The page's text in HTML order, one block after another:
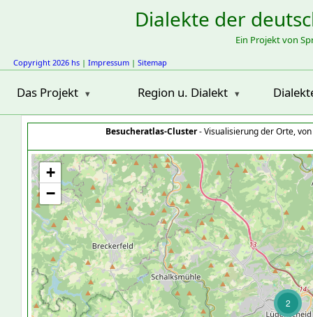
Dialekte der
Ein Projekt von
Copyright 2026 hs | Impressum | Sitemap
Das Projekt Region u. Dialekt
Besucheratlas-Cluster- Visualisierung der Orte,
2
+
−